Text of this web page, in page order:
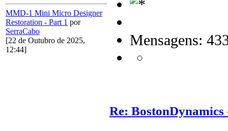
MMD-1 Mini Micro Designer
Restoration - Part 1 por
SerraCabo
[22 de Outubro de 2025,
12:44]
Mensagens:
Re: